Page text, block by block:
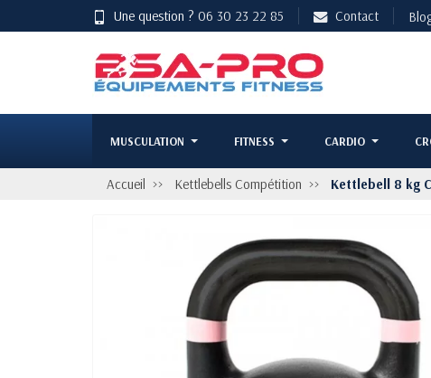
Une question ? 06 30 23 22 85 Contact
MUSCULATION FITNESS CARDIO
Accueil Kettlebells Compétition Kettlebell 8 kg